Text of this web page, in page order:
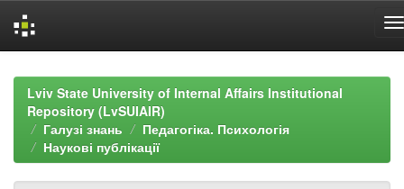
navigationLviv State University of Internal Affairs Institutional
Repository (LvSUIAIR)
Галузі знань
Педагогіка. Психологія
Наукові публікації